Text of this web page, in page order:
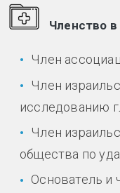
Членство
Член
Член
исследованию
Член
общества по
Основатель и